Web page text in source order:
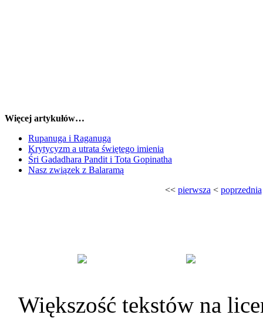
Więcej artykułów…
Rupanuga i Raganuga
Krytycyzm a utrata świętego imienia
Śri Gadadhara Pandit i Tota Gopinatha
Nasz związek z Balaramą
<< pierwsza < poprzednia
Większość tekstów na